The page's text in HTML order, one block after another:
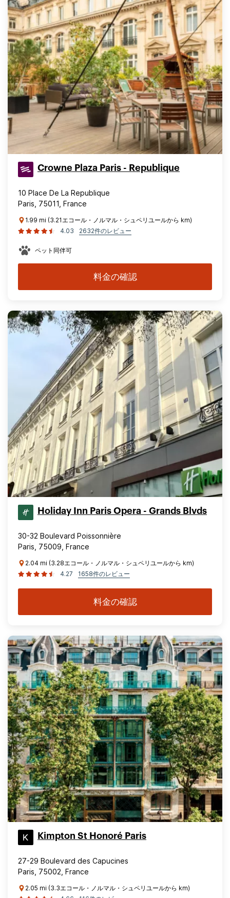
Crowne Plaza Paris - Republique
10 Place De La Republique
Paris, 75011, France
1.99 mi (3.21エコール・ノルマル・シュペリユールから km)
4.03
2632件のレビュー
ペット同伴可
料金の確認
Holiday Inn Paris Opera - Grands Blvds
30-32 Boulevard Poissonnière
Paris, 75009, France
2.04 mi (3.28エコール・ノルマル・シュペリユールから km)
4.27
1658件のレビュー
料金の確認
Kimpton St Honoré Paris
27-29 Boulevard des Capucines
Paris, 75002, France
2.05 mi (3.3エコール・ノルマル・シュペリユールから km)